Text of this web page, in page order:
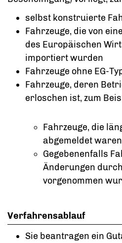
selbst konstruierte
Fahrzeuge, die von
des Europäischen
importiert wurden
Fahrzeuge ohne EG-
Fahrzeuge, deren
erloschen ist, zum
Fahrzeuge, die
abgemeldet waren
Gegebenenfalls
Änderungen
vorgenommen
Verfahrensablauf
Sie beantragen ein